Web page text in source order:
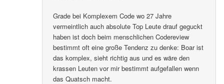
Grade bei Komplexem Code wo 27 Jahre
vermeintlich auch absolute Top Leute drauf geguckt
haben ist doch beim menschlichen Codereview
bestimmt oft eine große Tendenz zu denke: Boar ist
das komplex, sieht richtig aus und es wäre den
krassen Leuten vor mir bestimmt aufgefallen wenn
das Quatsch macht.